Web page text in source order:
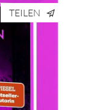
TEILEN